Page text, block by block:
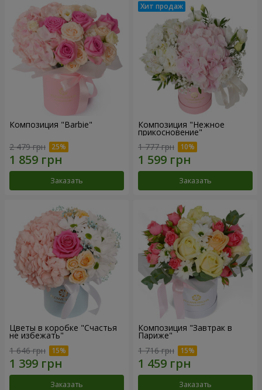
Композиция "Barbie"
2 479 грн
Заказать
Композиция "Нежное
прикосновение"
1 777 грн
Заказать
Цветы в коробке "Счастья
не избежать"
1 646 грн
Заказать
Композиция "Завтрак в
Париже"
1 716 грн
Заказать